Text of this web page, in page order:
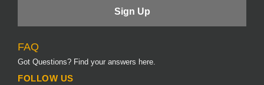
FAQ
Got Questions? Find your answers here.
FOLLOW US